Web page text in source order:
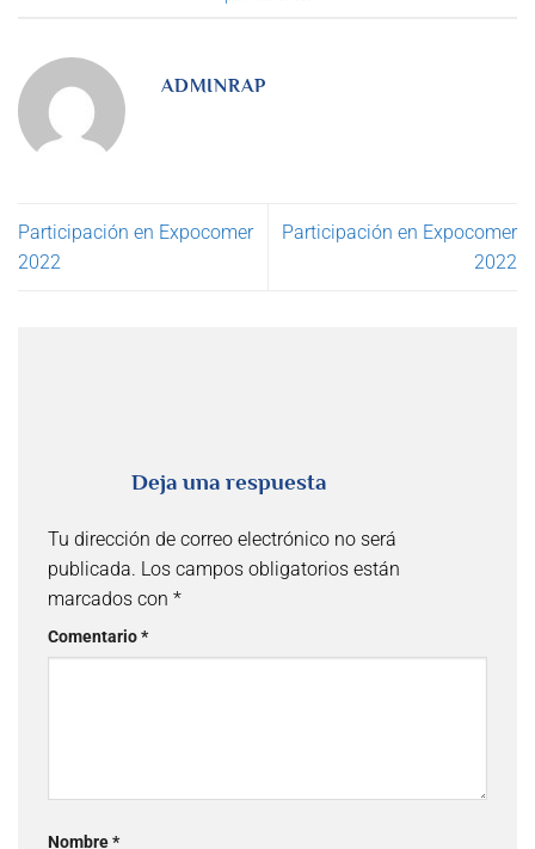
ADMINRAP
Participación en Expocomer
2022
Participación en Expocomer
2022
Deja una respuesta
Tu dirección de correo electrónico no será
publicada. Los campos obligatorios están
marcados con *
Comentario*
Nombre*